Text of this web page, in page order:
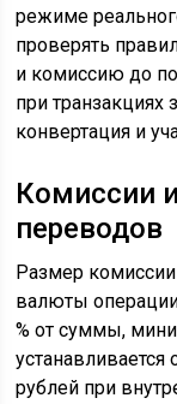
режиме
проверять
и комиссию до
при транзакциях
конвертация и
Комиссии
переводов
Размер
валюты
% от суммы,
рублей при